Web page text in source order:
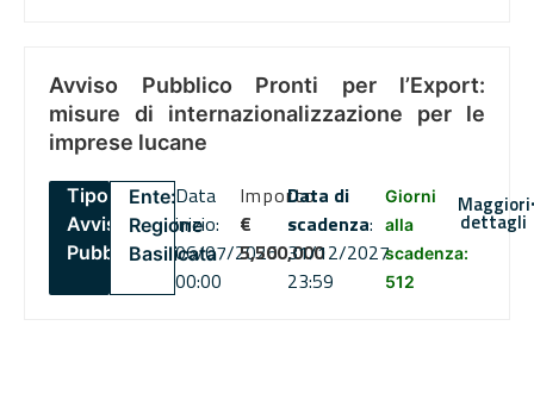
Avviso Pubblico Pronti per l’Export:
misure di internazionalizzazione per le
imprese lucane
Tipo:
Avviso
Pubblico
Ente:
Regione
Basilicata
Data
inizio:
06/07/2026
00:00
Importo
€
5,500,000
Data di
scadenza:
31/12/2027
23:59
Giorni
alla
scadenza:
512
Maggiori
dettagli